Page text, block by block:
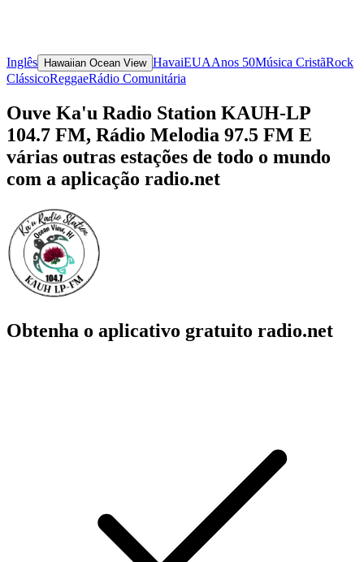
Inglês Hawaiian Ocean View HavaiEUAAnos 50Música CristãRock
ClássicoReggaeRádio Comunitária
Ouve Ka'u Radio Station KAUH-LP
104.7 FM, Rádio Melodia 97.5 FM E
várias outras estações de todo o mundo
com a aplicação radio.net
Obtenha o aplicativo gratuito radio.net